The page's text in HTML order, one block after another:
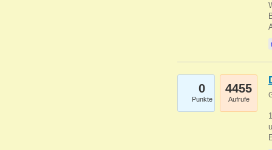
0
Punkte
4455
Aufrufe